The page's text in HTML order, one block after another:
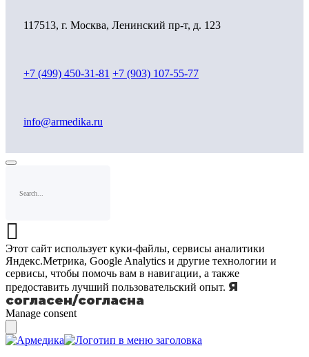
117513, г. Москва, Ленинский пр-т, д. 123
+7 (499) 450-31-81 +7 (903) 107-55-77
info@armedika.ru
Этот сайт использует куки-файлы, сервисы аналитики
Яндекс.Метрика, Google Analytics и другие технологии и
сервисы, чтобы помочь вам в навигации, а также
предоставить лучший пользовательский опыт. Я
согласен/согласна
Manage consent